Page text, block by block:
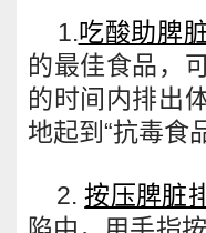
1.吃酸助脾
的最佳食品，
的时间内排出
地起到“抗毒食
2.按压脾脏